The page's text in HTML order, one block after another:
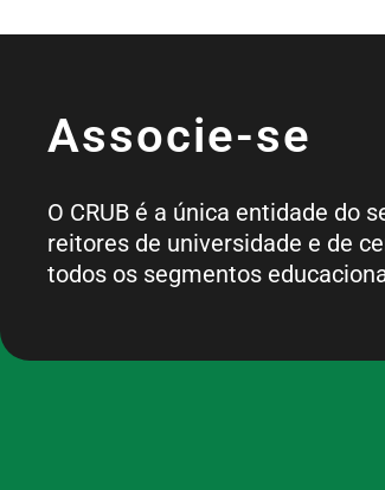
Associe-se
O CRUB é a única entidade do
reitores de universidade e de
todos os segmentos